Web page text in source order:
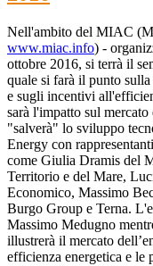
Nell'ambito del MIAC
www.miac.info) -
ottobre 2016, si terrà il
quale si farà il punto
e sugli incentivi
sarà l'impatto sul
"salverà" lo sviluppo
Energy con
come Giulia Dramis del
Territorio e del Mare,
Economico, Massimo
Burgo Group e Terna.
Massimo Medugno
illustrerà il mercato
efficienza energetica e